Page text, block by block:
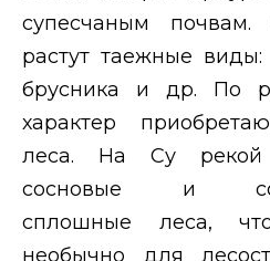
супесчаным
растут таежные
брусника и др. По
характер
леса. На Су
сосновые и
сплошные леса,
необычно для